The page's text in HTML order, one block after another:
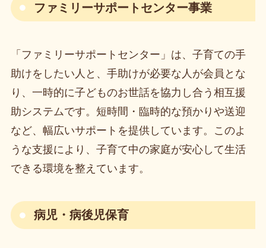
ファミリーサポートセンター事業
「ファミリーサポートセンター」は、子育ての手
助けをしたい人と、手助けが必要な人が会員とな
り、一時的に子どものお世話を協力し合う相互援
助システムです。短時間・臨時的な預かりや送迎
など、幅広いサポートを提供しています。このよ
うな支援により、子育て中の家庭が安心して生活
できる環境を整えています。
病児・病後児保育